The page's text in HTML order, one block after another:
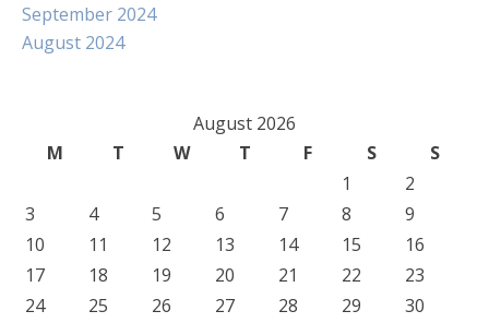
September 2024
August 2024
August 2026
M
T W T F S
S
1
2
3
4 5 6 7 8
9
10
11 12 13 14 15
16
17
18 19 20 21 22
23
24
25 26 27 28 29
30